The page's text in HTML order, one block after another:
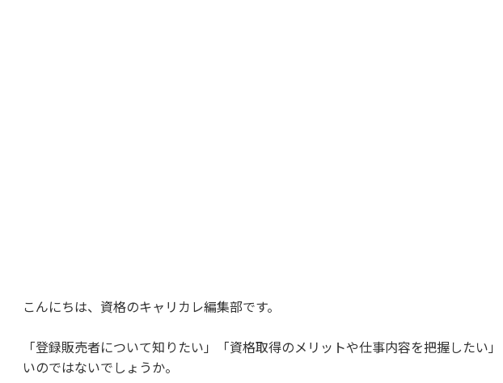
こんにちは、 資格のキャリカレ編集部です。
「登録販売者について知りたい」「資格取得のメリットや仕事内容を把握したい
いのではないでしょうか。